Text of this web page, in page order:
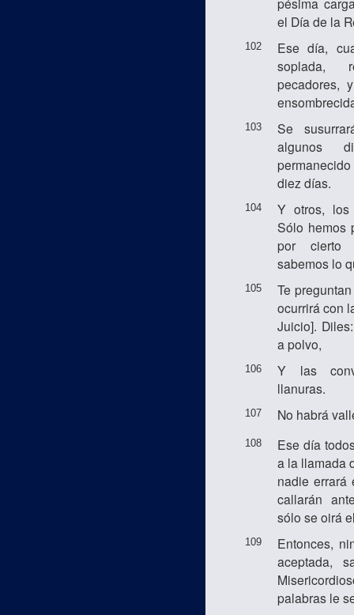
el Día de la
102
Ese día,
soplada,
pecadores,
103
Se
algunos
diez días.
104
Y otros, los
Sólo hemos
por cierto
sabemos lo
105
Te
ocurrirá con
Juicio].
a polvo,
106
Y las
llanuras.
107 No habrá
108
Ese día
a la llamada
nadie errará
callarán
sólo se oirá
109
Entonces,
aceptada,
palabras le